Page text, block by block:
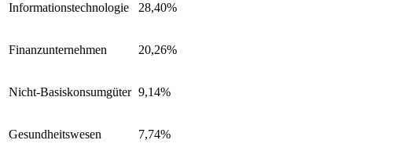
Informationstechnologie 28,40%
Finanzunternehmen 20,26%
Nicht-Basiskonsumgüter 9,14%
Gesundheitswesen 7,74%